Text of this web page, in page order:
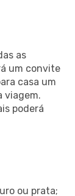
as
um convite
casa um
viagem.
poderá
ou prata;